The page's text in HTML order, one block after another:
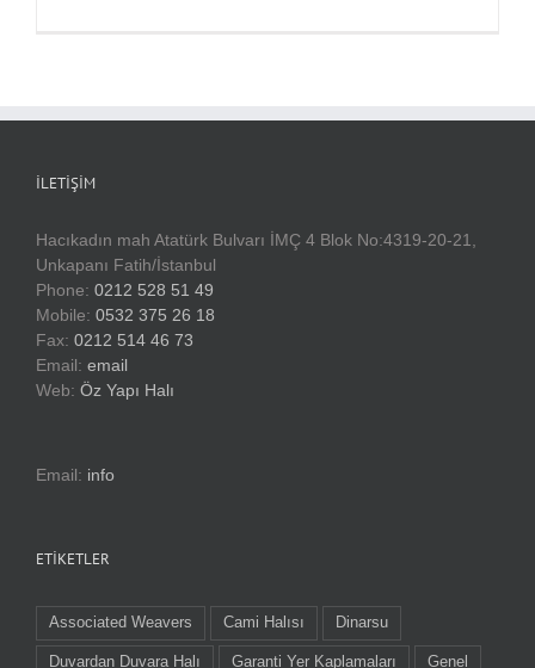
İLETIŞIM
Hacıkadın mah Atatürk Bulvarı İMÇ 4 Blok No:4319-20-21,
Unkapanı Fatih/İstanbul
Phone: 0212 528 51 49
Mobile: 0532 375 26 18
Fax: 0212 514 46 73
Email: email
Web: Öz Yapı Halı
Email: info
ETIKETLER
Associated Weavers Cami Halısı Dinarsu
Duvardan Duvara Halı Garanti Yer Kaplamaları Genel